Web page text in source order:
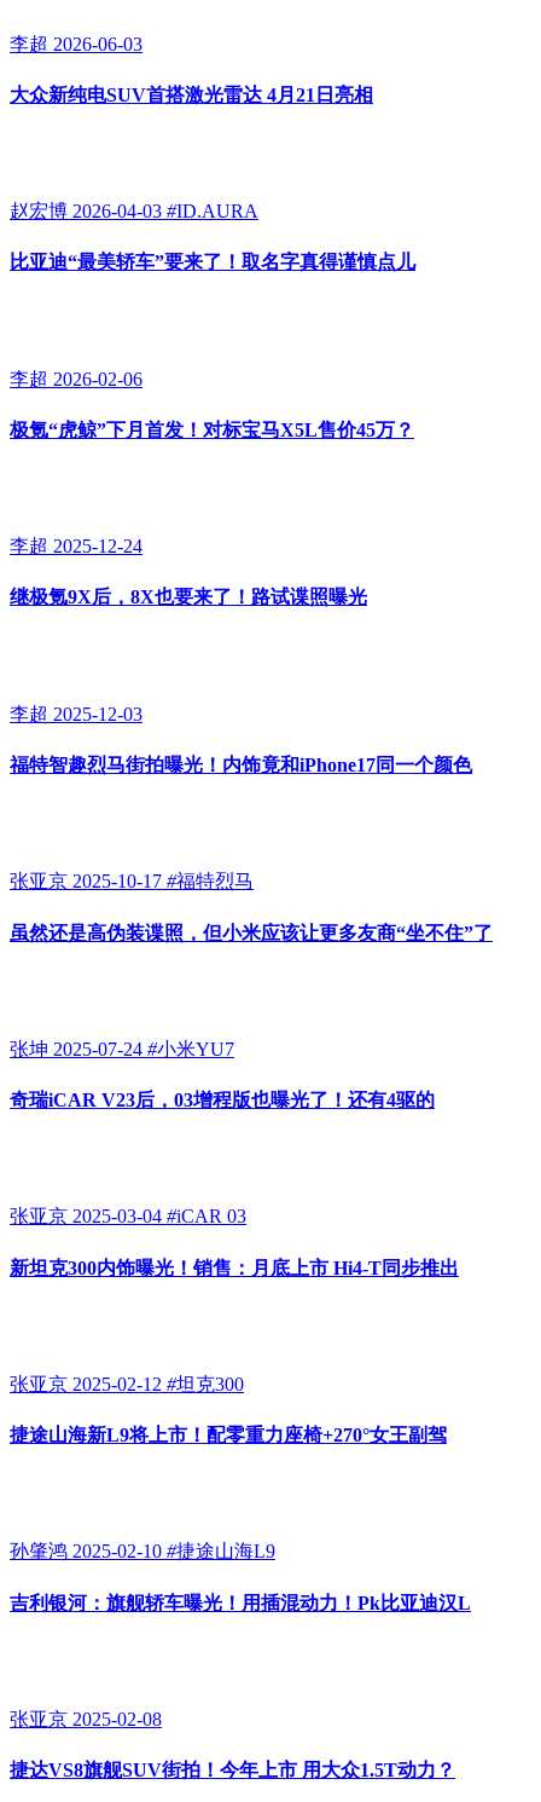
李超 2026-06-03
大众新纯电SUV首搭激光雷达 4月21日亮相
赵宏博 2026-04-03 #ID.AURA
比亚迪“最美轿车”要来了！取名字真得谨慎点儿
李超 2026-02-06
极氪“虎鲸”下月首发！对标宝马X5L售价45万？
李超 2025-12-24
继极氪9X后，8X也要来了！路试谍照曝光
李超 2025-12-03
福特智趣烈马街拍曝光！内饰竟和iPhone17同一个颜色
张亚京 2025-10-17 #福特烈马
虽然还是高伪装谍照，但小米应该让更多友商“坐不住”了
张坤 2025-07-24 #小米YU7
奇瑞iCAR V23后，03增程版也曝光了！还有4驱的
张亚京 2025-03-04 #iCAR 03
新坦克300内饰曝光！销售：月底上市 Hi4-T同步推出
张亚京 2025-02-12 #坦克300
捷途山海新L9将上市！配零重力座椅+270°女王副驾
孙肇鸿 2025-02-10 #捷途山海L9
吉利银河：旗舰轿车曝光！用插混动力！Pk比亚迪汉L
张亚京 2025-02-08
捷达VS8旗舰SUV街拍！今年上市 用大众1.5T动力？